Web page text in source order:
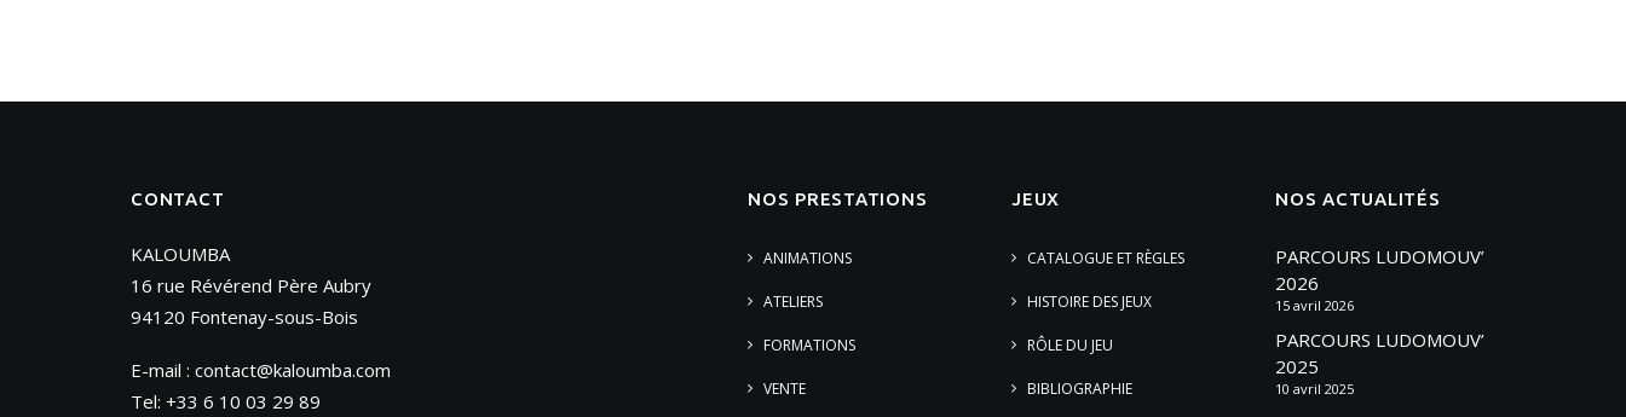
CONTACT
KALOUMBA
16 rue Révérend Père Aubry
94120 Fontenay-sous-Bois
E-mail : contact@kaloumba.com
Tel: +33 6 10 03 29 89
NOS PRESTATIONS
ANIMATIONS
ATELIERS
FORMATIONS
VENTE
JEUX
CATALOGUE ET RÈGLES
HISTOIRE DES JEUX
RÔLE DU JEU
BIBLIOGRAPHIE
NOS ACTUALITÉS
PARCOURS LUDOMOUV’
2026
15 avril 2026
PARCOURS LUDOMOUV’
2025
10 avril 2025